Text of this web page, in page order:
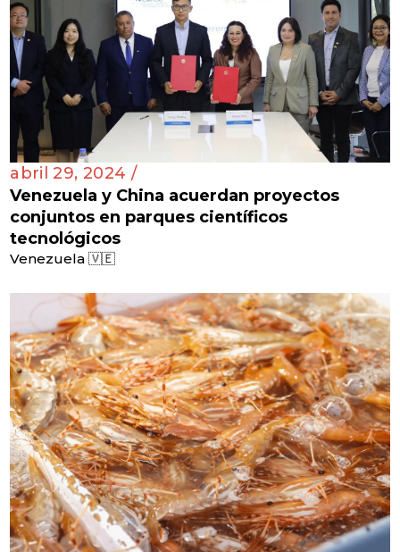
abril 29, 2024 /
Venezuela y China acuerdan proyectos
conjuntos en parques científicos
tecnológicos
Venezuela 🇻🇪